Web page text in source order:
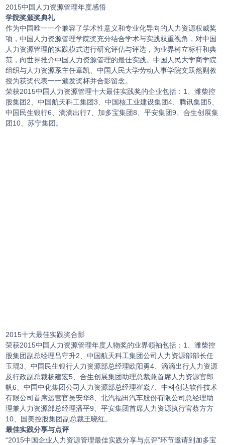
2015中国人力资源管理年度感悟
学院奖颁奖典礼
作为中国唯一一个兼容了学术性意义和专业化导向的人力资源权威奖
项，中国人力资源管理学院奖充分结合学术与实践双重视角，对中国
人力资源管理的实践模式进行研究评估与评选，为业界树立标杆和典
范，向世界推介中国人力资源管理的最佳实践。中国人民大学商学院
组织与人力资源系主任章凯、中国人民大学劳动人事学院文跃然副教
授为获奖代表一一颁发奖杯并合影留念。
荣获2015中国人力资源管理十大最佳实践奖的企业包括：1、潍柴控
股集团2、中国航天科工集团3、中国核工业建设集团4、腾讯集团5、
中国民生银行6、滴滴出行7、加多宝集团8、平安集团9、合生创展集
团10、苏宁集团。
2015十大最佳实践奖合影
荣获2015中国人力资源管理年度人物奖的业界领袖包括：1、潍柴控
股集团副总经理吕守升2、中国航天科工集团公司人力资源部部长任
玉琨3、中国民生银行人力资源部总经理欧阳勇4、滴滴出行人力资源
及行政副总裁杨建宏5、合生创展集团助理总裁兼首席人力资源官郎
帆6、中国中化集团公司人力资源部总经理崔焱7、中科创达软件技术
有限公司首席运营官吴安华8、北汽福田汽车股份有限公司总经理助
理兼人力资源部总经理潘平9、平安集团首席人力资源执行官蔡方方
10、国美控股集团副总裁王晓红。
最佳实践分享与点评
“2015中国企业人力资源管理最佳实践分享与点评”环节邀请到加多宝